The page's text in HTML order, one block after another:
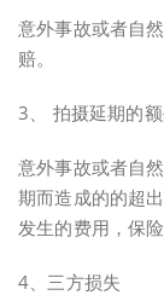
意外事故或者自
赔。
3、 拍摄延期的
意外事故或者自
期而造成的的超
发生的费用，保险
4、三方损失